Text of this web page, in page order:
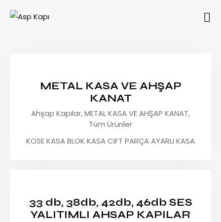
METAL KASA VE AHŞAP
KANAT
Ahşap Kapılar,METAL KASA VE AHŞAP KANAT,
Tüm Ürünler
KOSE KASA BLOK KASA CIFT PARÇA AYARLI KASA
33 db, 38db, 42db, 46db SES
YALITIMLI AHSAP KAPILAR